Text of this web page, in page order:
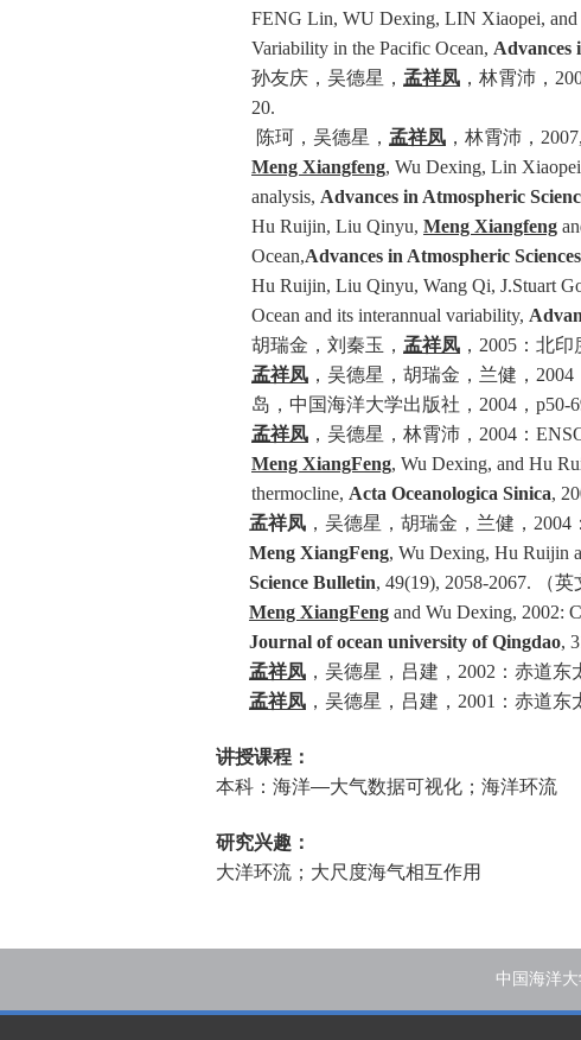
FENG Lin, WU Dexing, LIN Xiaopei, and
Variability in the Pacific Ocean, Advances
孙友庆，吴德星， 孟祥凤 ，林霄沛，
20.
陈珂，吴德星， 孟祥凤 ，林霄沛， 2007,
Meng Xiangfeng, Wu Dexing, Lin
analysis, Advances in Atmospheric
Hu Ruijin, Liu Qinyu, Meng Xiangfeng
Ocean,Advances in Atmospheric Sciences
Hu Ruijin, Liu Qinyu, Wang Qi, J.Stuart
Ocean and its interannual variability,
胡瑞金，刘秦玉， 孟祥凤 ， 2005 ：北
孟祥凤 ，吴德星，胡瑞金，兰健， 2004
岛，中国海洋大学出版社， 2004 ， p50-
孟祥凤 ，吴德星，林霄沛， 2004 ：
Meng XiangFeng, Wu Dexing, and Hu
thermocline, Acta Oceanologica Sinica,
孟祥凤 ，吴德星，胡瑞金，兰健， 2004
Meng XiangFeng, Wu Dexing, Hu Ruijin
Science Bulletin, 49(19), 2058-2067.
（英
Meng XiangFeng and Wu Dexing, 2002:
Journal of ocean university of Qingdao,
孟祥凤 ，吴德星，吕建， 2002 ：赤道
孟祥凤 ，吴德星，吕建， 2001 ：赤道
讲授课程：
本科：海洋—大气数据可视化；海洋环流
研究兴趣：
大洋环流；大尺度海气相互作用
中国海洋大